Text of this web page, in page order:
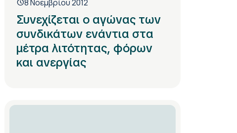
8 Νοεμβρίου 2012
Συνεχίζεται ο αγώνας των
συνδικάτων ενάντια στα
μέτρα λιτότητας, φόρων
και ανεργίας